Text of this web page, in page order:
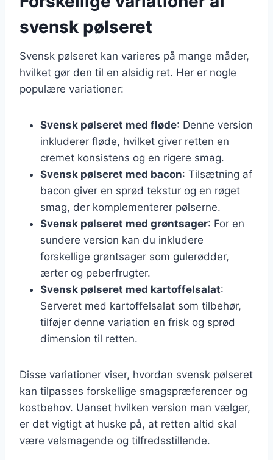
svensk pølseret
Svensk pølseret kan varieres på mange måder,
hvilket gør den til en alsidig ret. Her er nogle
populære variationer:
Svensk pølseret med fløde: Denne version
inkluderer fløde, hvilket giver retten en
cremet konsistens og en rigere smag.
Svensk pølseret med bacon: Tilsætning af
bacon giver en sprød tekstur og en røget
smag, der komplementerer pølserne.
Svensk pølseret med grøntsager: For en
sundere version kan du inkludere
forskellige grøntsager som gulerødder,
ærter og peberfrugter.
Svensk pølseret med kartoffelsalat:
Serveret med kartoffelsalat som tilbehør,
tilføjer denne variation en frisk og sprød
dimension til retten.
Disse variationer viser, hvordan svensk pølseret
kan tilpasses forskellige smagspræferencer og
kostbehov. Uanset hvilken version man vælger,
er det vigtigt at huske på, at retten altid skal
være velsmagende og tilfredsstillende.